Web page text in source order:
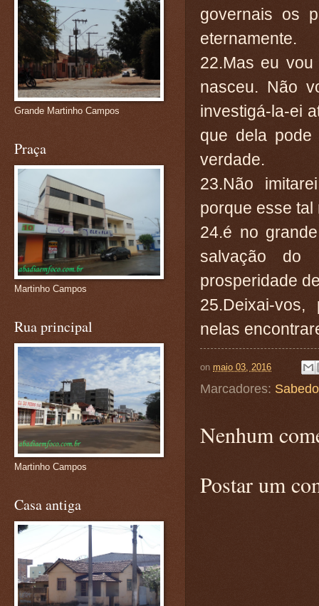
governais os
eternamente.
22.Mas eu
nasceu. Não
investigá-la-ei
que dela
verdade.
23.Não
porque esse tal
24.é no
salvação
prosperidade
25.Deixai-
nelas
on maio 03, 2016
Marcadores:
Nenhum
Postar um
Grande Martinho Campos
Praça
Martinho Campos
Rua principal
Martinho Campos
Casa antiga